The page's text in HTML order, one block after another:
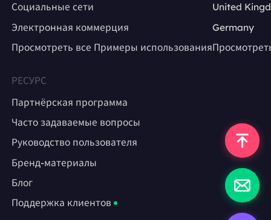
Социальные сети
Электронная коммерция
Просмотреть все Примеры использования
United
Germany
РЕСУРС
Партнёрская программа
Часто задаваемые вопросы
Руководство пользователя
Бренд-материалы
Блог
Поддержка клиентов